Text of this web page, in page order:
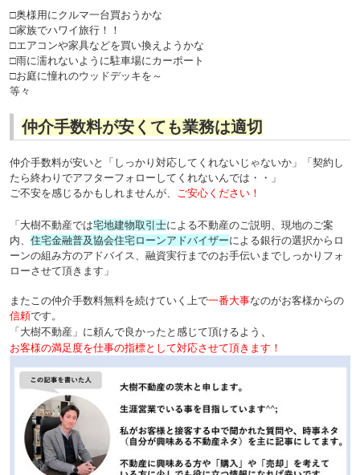
□奥様用にクルマ一台買おうかな
□家族でハワイ旅行！！
□エアコンや家具などを買い換えようかな
□雨に濡れないように駐車場にカーポート
□お庭に憧れのウッドデッキを～
等々
仲介手数料が安くても業務は適切
仲介手数料が安いと「しっかり対応してくれないじゃないか」「契約し
たら終わりでアフターフォローしてくれないんでは・・」
ご不安を感じるかもしれませんが、
ご安心ください！
「大樹不動産では宅地建物取引士による不動産のご説明、現地のご案
内、 住宅金融普及協会住宅ローンアドバイザーによる銀行の選択からロ
ーンの組み方のアドバイス、融資実行までのお手伝いまでしっかりフォ
ローさせて頂きます」
またこの仲介手数料無料を続けていく上で一番大事なのがお客様からの
信頼です。
「大樹不動産」に頼んで良かったと感じて頂けるよう
お客様の満足度を仕事の指標として対応させて頂きます！